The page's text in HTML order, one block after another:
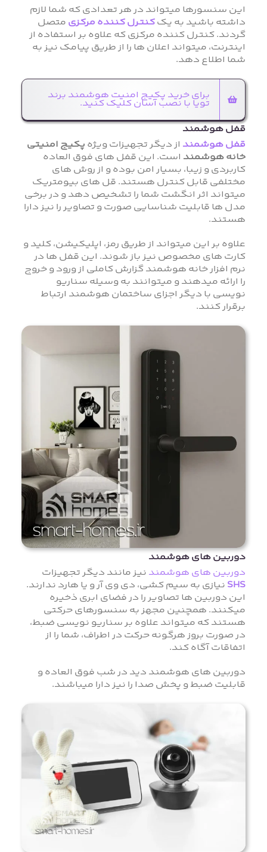
این سنسورها میتواند در هر تعدادی که شما لازم
داشته باشید به یککنترل کننده مرکزی متصل
گردند. کنترل کننده مرکزی که علاوه بر استفاده از
اینترنت، میتواند اعلان ها را از طریق پیامک نیز به
شما اطلاع دهد.
برای خرید پکیج امنیت هوشمند برند
تویا با نصب آسان کلیک کنید.
قفل هوشمند
قفل هوشمند از دیگر تجهیزات ویژه پکیج امنیتی
خانه هوشمند است. این قفل های فوق العاده
کاربردی و زیبا، بسیار امن بوده و از روش های
مختلفی قابل کنترل هستند. قل های بیومتریک
میتواند اثر انگشت شما را تشخیص دهد و در برخی
مدل ها قابلیت شناسایی صورت و تصاویر را نیز دارا
هستند.
علاوه بر این میتواند از طریق رمز، اپلیکیشن، کلید و
کارت های مخصوص نیز باز شوند. این قفل ها در
نرم افزار خانه هوشمند گزارش کاملی از ورود و خروج
را ارائه میدهند و میتوانند به وسیله سناریو
نویسی با دیگر اجزای ساختمان هوشمند ارتباط
برقرار کنند.
دوربین های هوشمند
دوربین های هوشمند نیز مانند دیگر تجهیزات
SHS نیازی به سیم کشی، دی وی آر و یا هارد ندارند.
این دوربین ها تصاویر را در فضای ابری ذخیره
میکنند. همچنین مجهز به سنسورهای حرکتی
هستند که میتواند علاوه بر سناریو نویسی ضبط،
در صورت بروز هرگونه حرکت در اطراف، شما را از
اتفاقات آگاه کند.
دوربین های هوشمند دید در شب فوق العاده و
قابلیت ضبط و پخش صدا را نیز دارا میباشند.